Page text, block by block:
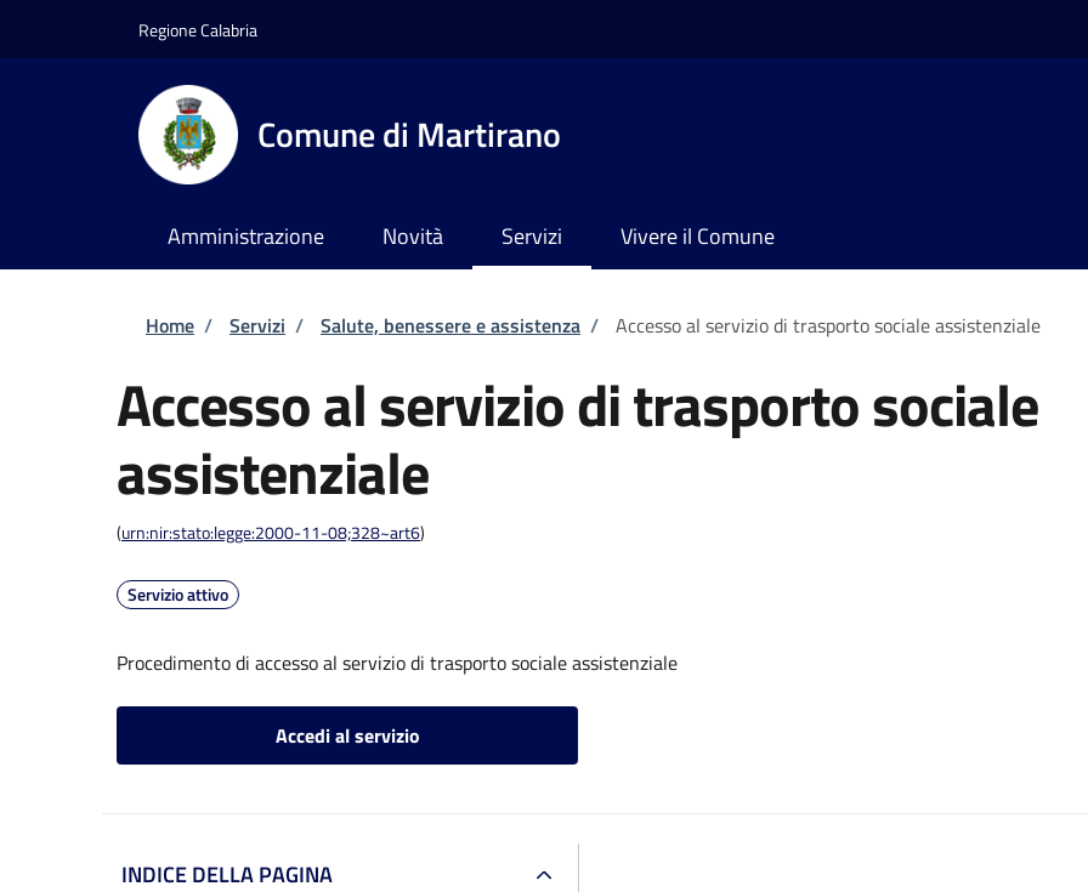
Regione Calabria
Comune di Martirano
Amministrazione Novità Servizi Vivere il Comune
Briciole di pane
Home / Servizi / Salute, benessere e assistenza / Accesso al servizio di trasporto sociale assistenziale
Accesso al servizio di trasporto sociale
assistenziale
(urn:nir:stato:legge:2000-11-08;328~art6)
Servizio attivo
Procedimento di accesso al servizio di trasporto sociale assistenziale
Accedi al servizio
INDICE DELLA PAGINA